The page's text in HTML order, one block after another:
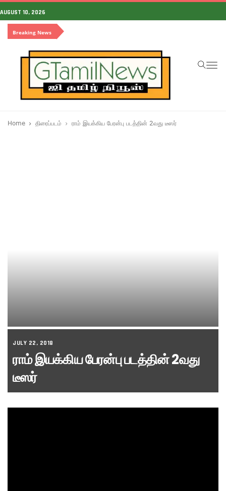
AUGUST 10, 2026
Breaking News
Home திரைப்படம் ராம் இயக்கிய பேரன்பு படத்தின் 2வது டீஸர்
JULY 22, 2018
ராம் இயக்கிய பேரன்பு படத்தின் 2வது
டீஸர்